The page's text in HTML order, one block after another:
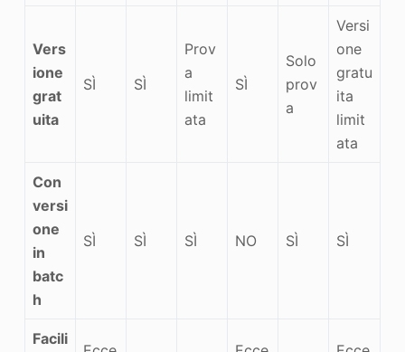
Vers
ione
grat
uita
SÌ SÌ
Prov
a
limit
ata
SÌ
Solo
prov
a
Versi
one
gratu
ita
limit
ata
Con
versi
one
in
batc
h
SÌ SÌ SÌ NO SÌ SÌ
Facili